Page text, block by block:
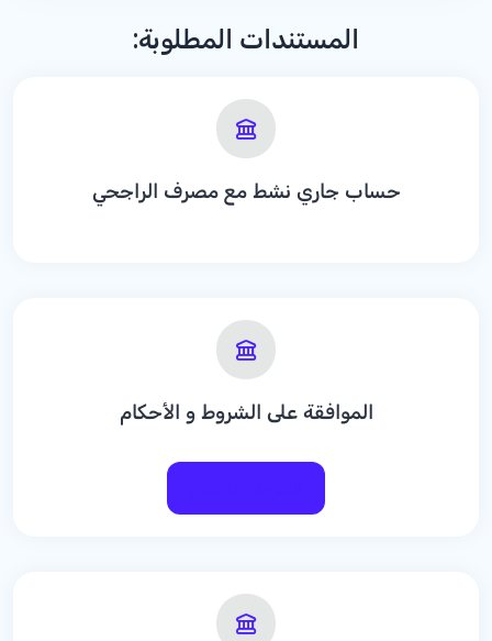
المستندات المطلوبة:
حساب جاري نشط مع مصرف الراجحي
الموافقة على الشروط و الأحكام